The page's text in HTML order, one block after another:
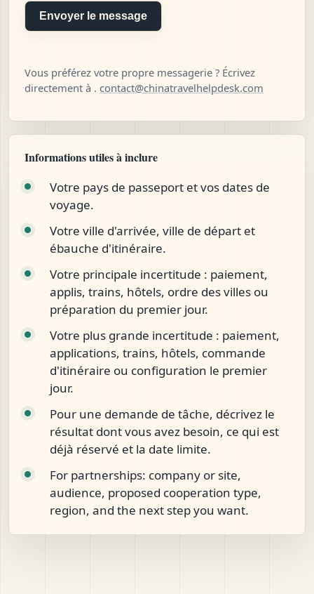
Envoyer le message
Vous préférez votre propre messagerie ? Écrivez
directement à . contact@chinatravelhelpdesk.com
Informations utiles à inclure
Votre pays de passeport et vos dates de
voyage.
Votre ville d'arrivée, ville de départ et
ébauche d'itinéraire.
Votre principale incertitude : paiement,
applis, trains, hôtels, ordre des villes ou
préparation du premier jour.
Votre plus grande incertitude : paiement,
applications, trains, hôtels, commande
d'itinéraire ou configuration le premier
jour.
Pour une demande de tâche, décrivez le
résultat dont vous avez besoin, ce qui est
déjà réservé et la date limite.
For partnerships: company or site,
audience, proposed cooperation type,
region, and the next step you want.